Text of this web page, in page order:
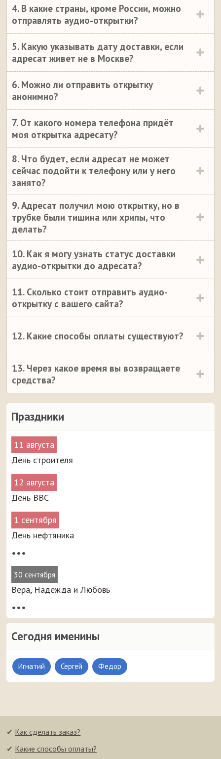
Праздники
11 августа
День строителя
12 августа
День ВВС
1 сентября
День нефтяника
•••
30 сентября
Вера, Надежда и Любовь
•••
Сегодня именины
Игнатий Сергей Федор
4. В какие страны, кроме России, можно
отправлять аудио-открытки?
5. Какую указывать дату доставки, если
адресат живет не в Москве?
6. Можно ли отправить открытку
анонимно?
7. От какого номера телефона придёт
моя открытка адресату?
8. Что будет, если адресат не может
сейчас подойти к телефону или у него
занято?
9. Адресат получил мою открытку, но в
трубке были тишина или хрипы, что
делать?
10. Как я могу узнать статус доставки
аудио-открытки до адресата?
11. Сколько стоит отправить аудио-
открытку с вашего сайта?
12. Какие способы оплаты существуют?
13. Через какое время вы возвращаете
средства?
✔ Как сделать заказ?
✔ Какие способы оплаты?